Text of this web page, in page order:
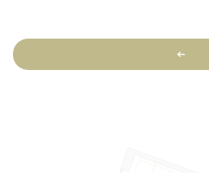
←
1-
50.5 м